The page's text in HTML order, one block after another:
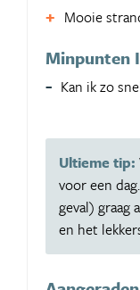
Mooie
Minpunten
Kan ik zo
Ultieme tip:
voor een
geval) graag
en het